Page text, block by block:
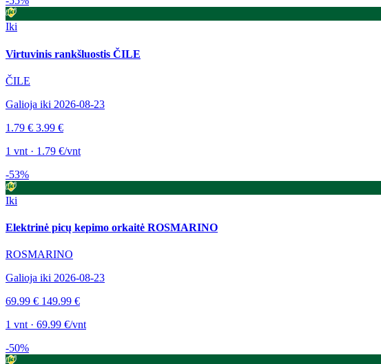
Iki
Virtuvinis rankšluostis ČILE
ČILE
Galioja iki 2026-08-23
1.79 € 3.99 €
1 vnt · 1.79 €/vnt
-53%
Iki
Elektrinė picų kepimo orkaitė ROSMARINO
ROSMARINO
Galioja iki 2026-08-23
69.99 € 149.99 €
1 vnt · 69.99 €/vnt
-50%